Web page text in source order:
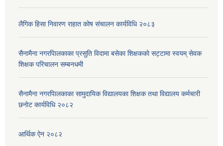
लैगिक हिसा निवारण राहात कोष संचालन कार्यविधि २०८३
सैनामैना नगरपािलकाका प्रसुति विदामा बसेका शिक्षककाे सट्टामा स्वयम् सेवक
शिक्षक परिचालन सम्बनधमी
सैनामैना नगरपािलकाका सामुदायिक विद्यालयका शिक्षक तथा विद्यालय कर्मचारी
छनाेट कार्यविधि २०८२
आर्थिक ऐन २०८२